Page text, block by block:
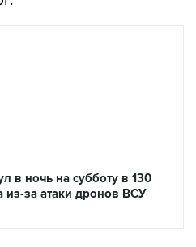
в ночь на субботу в 130
за атаки дронов ВСУ
организации